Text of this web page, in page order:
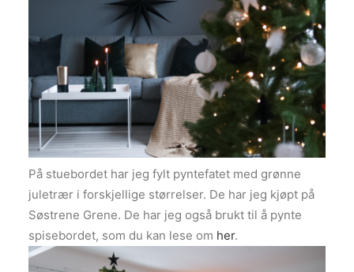
På stuebordet har jeg fylt pyntefatet med grønne
juletrær i forskjellige størrelser. De har jeg kjøpt på
Søstrene Grene. De har jeg også brukt til å pynte
spisebordet, som du kan lese om her.